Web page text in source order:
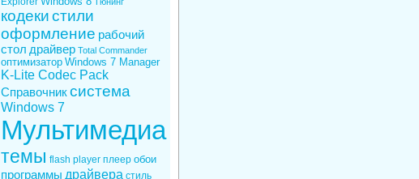
кодекистили
оформление рабочий
стол драйвер Total Commander
оптимизатор Windows 7 Manager
K-Lite Codec Pack
Справочник система
Windows 7
Мультимедиа
темы flash player плеер обои
программы драйвера стиль